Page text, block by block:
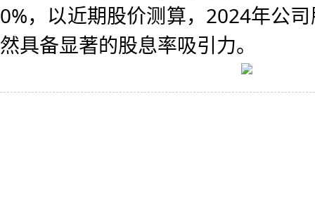
0%，以近期股价测算，2024年公
然具备显著的股息率吸引力。